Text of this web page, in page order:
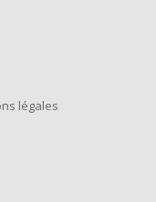
légales